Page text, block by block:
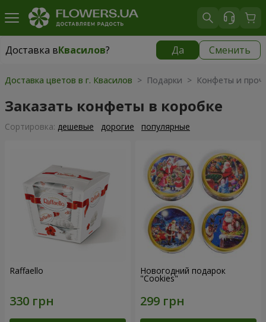
Доставка вКвасилов? Да Сменить
Доставка вКвасилов|
Доставка цветов в г. Квасилов > Подарки > Конфеты и
Заказать конфеты в коробке
Cортировка: дешевые дорогие популярные
Raffaello Новогодний подарок
"Cookies"